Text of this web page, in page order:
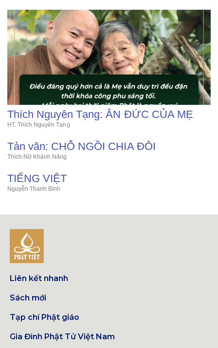
Thích Nguyên Tạng: ÂN ĐỨC CỦA MẸ
HT. Thích Nguyên Tạng
Tản văn: CHỖ NGỒI CHIA ĐÔI
Thích Nữ Khánh Năng
TIẾNG VIỆT
Nguyễn Thanh Bình
Liên kết nhanh
Sách mới
Tạp chí Phật giáo
Gia Đình Phật Tử Việt Nam